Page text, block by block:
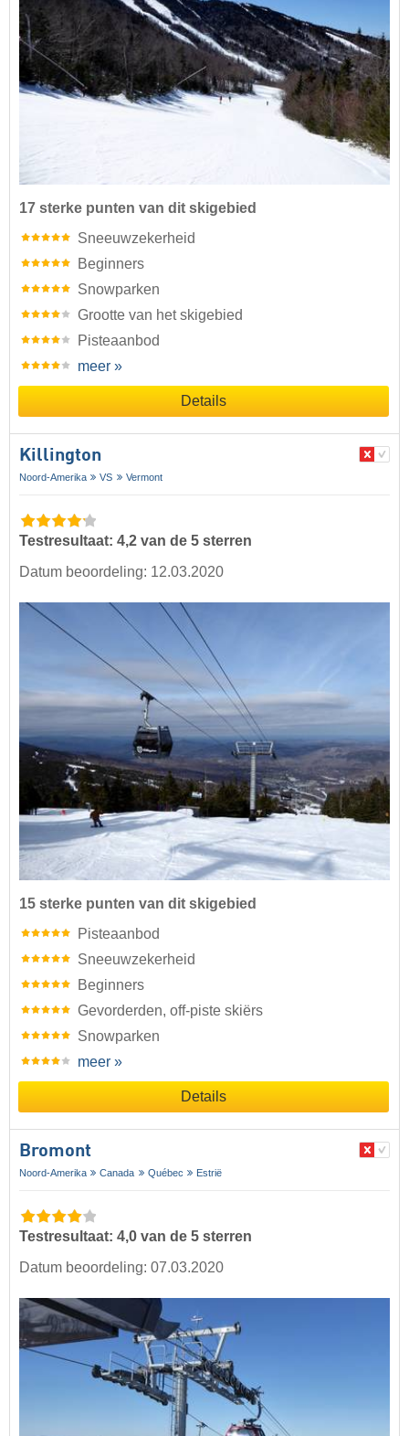
17 sterke punten van dit skigebied
Sneeuwzekerheid
Beginners
Snowparken
Grootte van het skigebied
Pisteaanbod
meer »
Details
Killington
Noord-Amerika VS Vermont
Testresultaat: 4,2 van de 5 sterren
Datum beoordeling: 12.03.2020
15 sterke punten van dit skigebied
Pisteaanbod
Sneeuwzekerheid
Beginners
Gevorderden, off-piste skiërs
Snowparken
meer »
Details
Bromont
Noord-Amerika Canada Québec Estrië
Testresultaat: 4,0 van de 5 sterren
Datum beoordeling: 07.03.2020